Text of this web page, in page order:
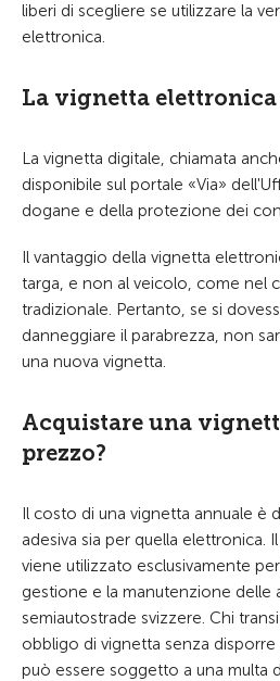
liberi di scegliere se utilizzare la
elettronica.
La vignetta
La vignetta digitale, chiamata
disponibile sul portale «Via»
dogane e della protezione dei
Il vantaggio della vignetta
targa, e non al veicolo, come nel
tradizionale. Pertanto, se si
danneggiare il parabrezza, non
una nuova vignetta.
Acquistare una
prezzo?
Il costo di una vignetta annuale è
adesiva sia per quella elettronica.
viene utilizzato esclusivamente
gestione e la manutenzione delle
semiautostrade svizzere. Chi
obbligo di vignetta senza
può essere soggetto a una multa